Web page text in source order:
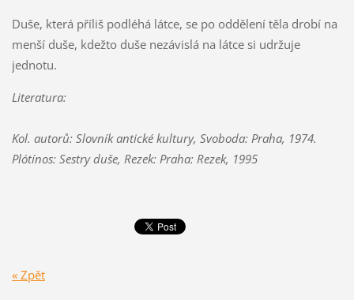
Duše, která příliš podléhá látce, se po oddělení těla drobí na
menší duše, kdežto duše nezávislá na látce si udržuje
jednotu.
Literatura:
Kol. autorů: Slovník antické kultury, Svoboda: Praha, 1974.
Plótínos: Sestry duše, Rezek: Praha: Rezek, 1995
« Zpět